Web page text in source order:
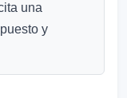
una
y